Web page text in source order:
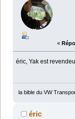
«
éric, Yak est
la bible du VW
éric